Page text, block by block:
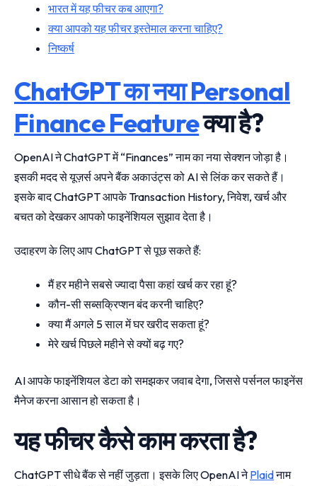
भारत में यह फीचर कब आएगा?
क्या आपको यह फीचर इस्तेमाल करना चाहिए?
निष्कर्ष
ChatGPT का नया Personal
Finance Featureक्या है?
OpenAI ने ChatGPT में “Finances” नाम का नया सेक्शन जोड़ा है।
इसकी मदद से यूज़र्स अपने बैंक अकाउंट्स को AI से लिंक कर सकते हैं।
इसके बाद ChatGPT आपके Transaction History, निवेश, खर्च और
बचत को देखकर आपको फाइनेंशियल सुझाव देता है।
उदाहरण के लिए आप ChatGPT से पूछ सकते हैं:
मैं हर महीने सबसे ज्यादा पैसा कहां खर्च कर रहा हूं?
कौन-सी सब्सक्रिप्शन बंद करनी चाहिए?
क्या मैं अगले 5 साल में घर खरीद सकता हूं?
मेरे खर्च पिछले महीने से क्यों बढ़ गए?
AI आपके फाइनेंशियल डेटा को समझकर जवाब देगा, जिससे पर्सनल फाइनेंस
मैनेज करना आसान हो सकता है।
यह फीचर कैसे काम करता है?
ChatGPT सीधे बैंक से नहीं जुड़ता। इसके लिए OpenAI नेPlaidनाम